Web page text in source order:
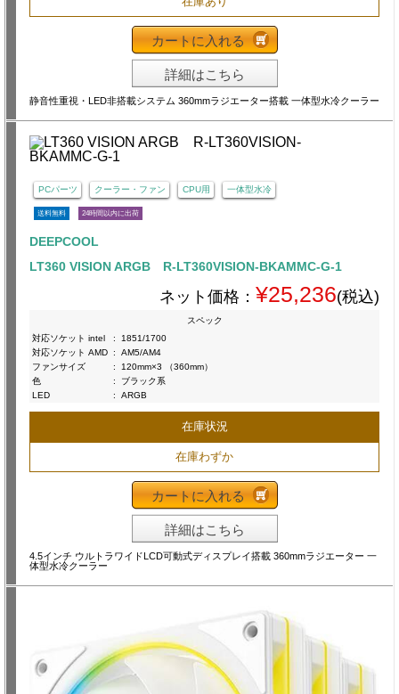
カートに入れる
詳細はこちら
静音性重視・LED非搭載システム 360mmラジエーター搭載 一体型水冷クーラー
PCパーツ クーラー・ファン CPU用 一体型水冷
送料無料 24時間以内に出荷
DEEPCOOL
LT360 VISION ARGB R-LT360VISION-BKAMMC-G-1
ネット価格： ¥25,236(税込)
スペック
対応ソケット intel
:
1851/1700
対応ソケット AMD :
AM5/AM4
ファンサイズ
:
120mm×3 （360mm）
色
:
ブラック系
LED
: ARGB
在庫状況
在庫わずか
カートに入れる
詳細はこちら
4.5インチ ウルトラワイドLCD可動式ディスプレイ搭載 360mmラジエーター 一
体型水冷クーラー